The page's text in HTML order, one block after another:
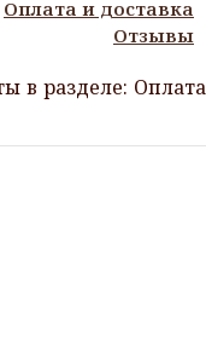
Оплата и доставка
Отзывы
в разделе: Оплата